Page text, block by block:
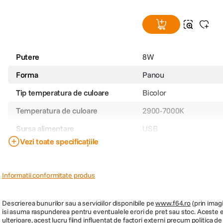
Putere 8W
Forma
Panou
Tip temperatura de culoare
Bicolor
Temperatura de culoare
2900-7000K
Sursa alimentare
USB
CRI
Montura accesorii
Cod producator
66605046
PRP
599
Vezi toate specificațiile
Informatii conformitate produs
Descrierea bunurilor sau a serviciilor disponibile pewww.f64.ro(prin
isi asuma raspunderea pentru eventualele erori de pret sau stoc.
ulterioare, acest lucru fiind influentat de factori externi precum politica